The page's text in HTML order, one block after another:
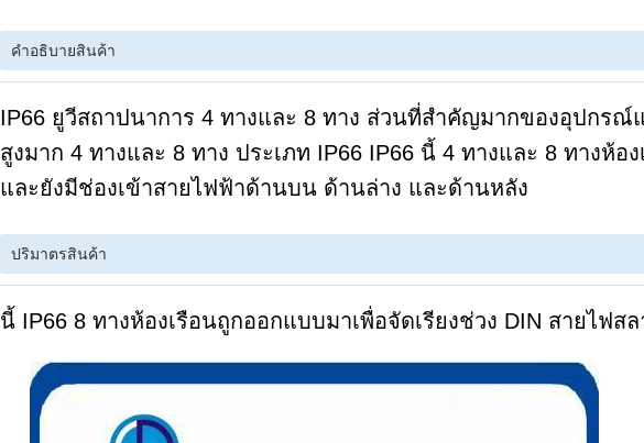
คําอธิบายสินค้า
IP66 ยูวีสถาปนาการ 4 ทางและ 8 ทาง ส่วนที่สําคัญมากของอุปกรณ์
สูงมาก 4 ทางและ 8 ทาง ประเภท IP66 IP66 นี้ 4 ทางและ 8 ทางห้อ
และยังมีช่องเข้าสายไฟฟ้าด้านบน ด้านล่าง และด้านหลัง
ปริมาตรสินค้า
นี้ IP66 8 ทางห้องเรือนถูกออกแบบมาเพื่อจัดเรียงช่วง DIN สายไฟสล